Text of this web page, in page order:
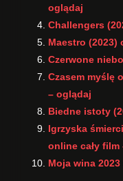
oglądaj
Challengers
Maestro (2023)
Czerwone
Czasem myślę
– oglądaj
Biedne istoty
Igrzyska
online cały film
Moja wina